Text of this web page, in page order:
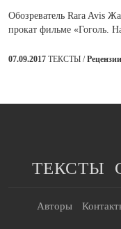
Обозреватель Rara Avis
прокат фильме «Гоголь.
07.09.2017 ТЕКСТЫ /Рецензии
ТЕКСТЫ
Авторы